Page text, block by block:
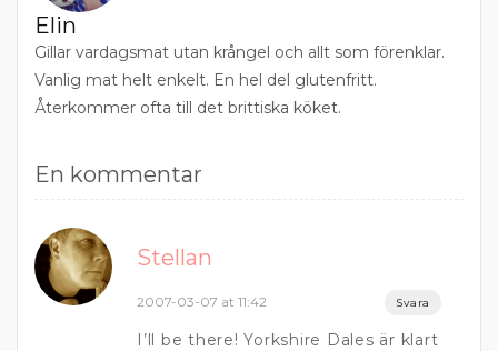
Elin
Gillar vardagsmat utan krångel och allt som förenklar.
Vanlig mat helt enkelt. En hel del glutenfritt.
Återkommer ofta till det brittiska köket.
En kommentar
Stellan
2007-03-07 at 11:42 Svara
I’ll be there! Yorkshire Dales är klart